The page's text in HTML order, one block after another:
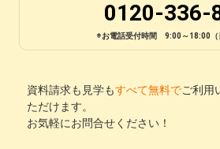
0120-336-
※お電話受付時間 9:00～18:00（
資料請求も見学もすべて無料でご利用
ただけます。
お気軽にお問合せください！